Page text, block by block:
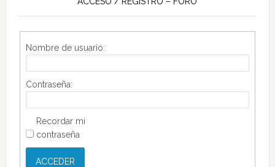
Nombre de usuario:
Contraseña:
Recordar mi
contraseña
ACCEDER